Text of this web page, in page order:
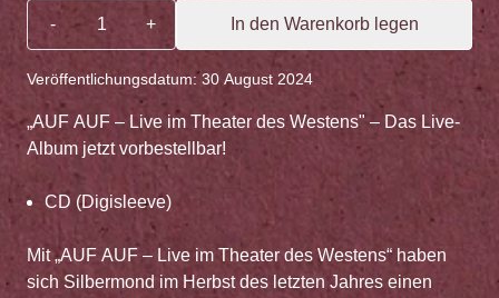
Anzahl
- + AUF AUF in den
In den Warenkorb legen
Veröffentlichungsdatum: 30 August 2024
„AUF AUF – Live im Theater des Westens" – Das Live-
Album jetzt vorbestellbar!
CD (Digisleeve)
Mit „AUF AUF – Live im Theater des Westens“ haben
sich Silbermond im Herbst des letzten Jahres einen